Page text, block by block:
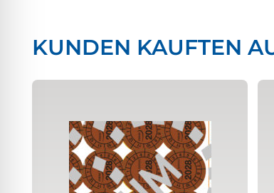
KUNDEN KAUFTEN